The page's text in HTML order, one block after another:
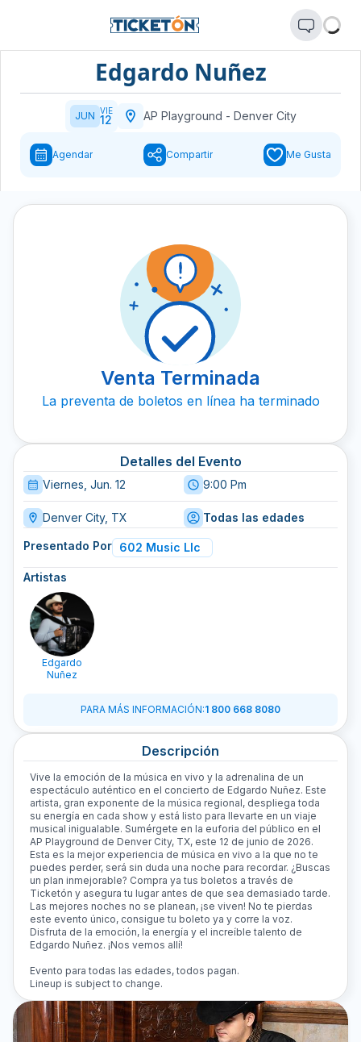
Edgardo Nuñez
JUN VIE
12 AP Playground - Denver City
Agendar Compartir Me Gusta
Venta Terminada
La preventa de boletos en línea ha terminado
Detalles del Evento
Viernes, Jun. 12 9:00 Pm
Denver City, TX Todas las edades
Presentado Por 602 Music Llc
Artistas
Edgardo
Nuñez
PARA MÁS INFORMACIÓN:1 800 668 8080
Descripción
Vive la emoción de la música en vivo y la adrenalina de un
espectáculo auténtico en el concierto de Edgardo Nuñez. Este
artista, gran exponente de la música regional, despliega toda
su energía en cada show y está listo para llevarte en un viaje
musical inigualable. Sumérgete en la euforia del público en el
AP Playground de Denver City, TX, este 12 de junio de 2026.
Esta es la mejor experiencia de música en vivo a la que no te
puedes perder, será sin duda una noche para recordar. ¿Buscas
un plan inmejorable? Compra ya tus boletos a través de
Ticketón y asegura tu lugar antes de que sea demasiado tarde.
Las mejores noches no se planean, ¡se viven! No te pierdas
este evento único, consigue tu boleto ya y corre la voz.
Disfruta de la emoción, la energía y el increíble talento de
Edgardo Nuñez. ¡Nos vemos allí!
Evento para todas las edades, todos pagan.
Lineup is subject to change.